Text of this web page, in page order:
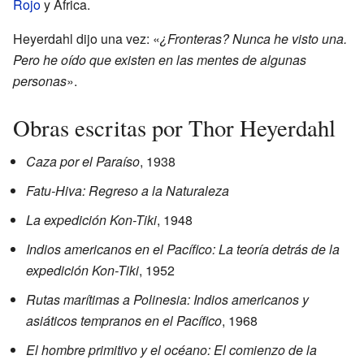
Rojoy África.
Heyerdahl dijo una vez: «¿Fronteras? Nunca he visto una.
Pero he oído que existen en las mentes de algunas
personas».
Obras escritas por Thor Heyerdahl
Caza por el Paraíso, 1938
Fatu-Hiva: Regreso a la Naturaleza
La expedición Kon-Tiki, 1948
Indios americanos en el Pacífico: La teoría detrás de la
expedición Kon-Tiki, 1952
Rutas marítimas a Polinesia: Indios americanos y
asiáticos tempranos en el Pacífico, 1968
El hombre primitivo y el océano: El comienzo de la